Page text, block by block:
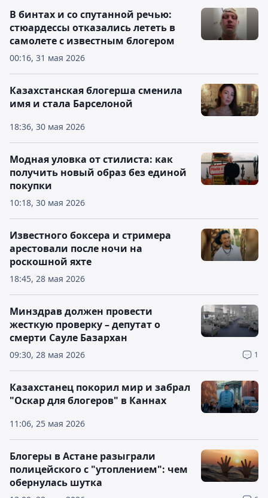
00:16, 31 мая 2026
В бинтах и со спутанной речью:
стюардессы отказались лететь в
самолете с известным блогером
18:36, 30 мая 2026
Казахстанская блогерша сменила
имя и стала Барселоной
10:18, 30 мая 2026
Модная уловка от стилиста: как
получить новый образ без единой
покупки
18:45, 28 мая 2026
Известного боксера и стримера
арестовали после ночи на
роскошной яхте
09:30, 28 мая 2026 1
Минздрав должен провести
жесткую проверку – депутат о
смерти Сауле Базархан
11:06, 25 мая 2026
Казахстанец покорил мир и забрал
"Оскар для блогеров" в Каннах
Блогеры в Астане разыграли
полицейского с "утоплением": чем
обернулась шутка